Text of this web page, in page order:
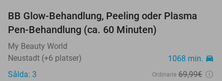
72%
BB Glow-Behandlung, Peeling oder Plasma
Pen-Behandlung (ca. 60 Minuten)
My Beauty World
Neustadt (+6 platser)
1068 min. directions_car
Sålda: 3 Ordinarie 69,99€